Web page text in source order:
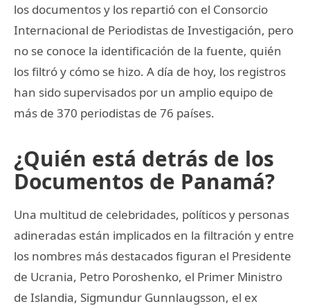
los documentos y los repartió con el Consorcio
Internacional de Periodistas de Investigación, pero
no se conoce la identificación de la fuente, quién
los filtró y cómo se hizo. A día de hoy, los registros
han sido supervisados por un amplio equipo de
más de 370 periodistas de 76 países.
¿Quién está detrás de los
Documentos de Panamá?
Una multitud de celebridades, políticos y personas
adineradas están implicados en la filtración y entre
los nombres más destacados figuran el Presidente
de Ucrania, Petro Poroshenko, el Primer Ministro
de Islandia, Sigmundur Gunnlaugsson, el ex